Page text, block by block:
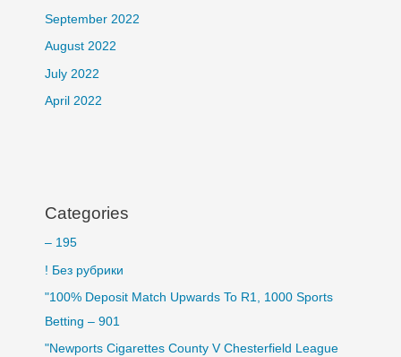
September 2022
August 2022
July 2022
April 2022
Categories
– 195
! Без рубрики
"100% Deposit Match Upwards To R1, 1000 Sports
Betting – 901
"Newports Cigarettes County V Chesterfield League